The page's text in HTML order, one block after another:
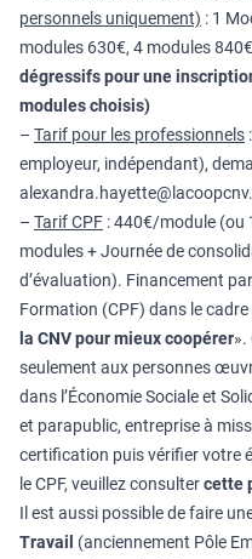
personnels uniquement) : 1
modules 630€, 4 modules
dégressifs pour une
modules choisis)
– Tarif pour les professionnels
employeur, indépendant),
– Tarif CPF : 440€/module (ou
modules + Journée de
d’évaluation). Financement
Formation (CPF) dans le
la CNV pour mieux coopérer».
seulement aux personnes
dans l’Économie Sociale et
et parapublic, entreprise à
certification puis vérifier votre
le CPF, veuillez consultercette
Il est aussi possible de faire
Travail (anciennement Pôle